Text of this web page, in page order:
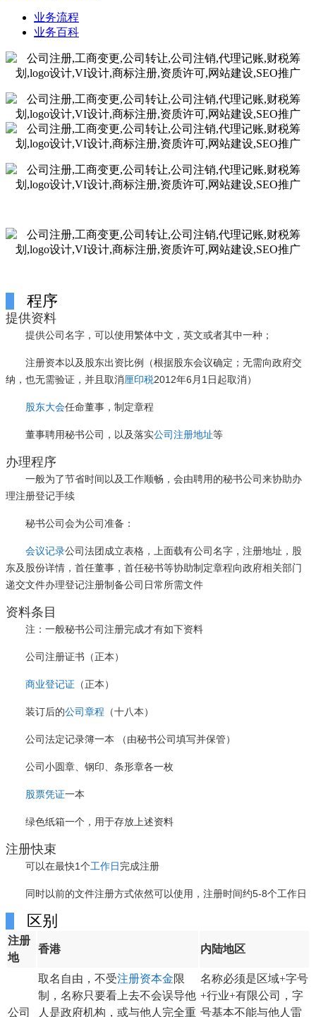
业务流程
业务百科
程序
提供资料
提供公司名字，可以使用繁体中文，英文或者其中一种；
注册资本以及股东出资比例（根据股东会议确定；无需向政府交
纳，也无需验证，并且取消厘印税2012年6月1日起取消）
股东大会任命董事，制定章程
董事聘用秘书公司，以及落实公司注册地址等
办理程序
一般为了节省时间以及工作顺畅，会由聘用的秘书公司来协助办
理注册登记手续
秘书公司会为公司准备：
会议记录公司法团成立表格，上面载有公司名字，注册地址，股
东及股份详情，首任董事，首任秘书等协助制定章程向政府相关部门
递交文件办理登记注册制备公司日常所需文件
资料条目
注：一般秘书公司注册完成才有如下资料
公司注册证书（正本）
商业登记证 （正本）
装订后的公司章程 （十八本）
公司法定记录簿一本 （由秘书公司填写并保管）
公司小圆章、钢印、条形章各一枚
股票凭证一本
绿色纸箱一个，用于存放上述资料
注册快束
可以在最快1个工作日完成注册
同时以前的文件注册方式依然可以使用，注册时间约5-8个工作日
区别
注册
地
香港 内陆地区
公司
取名自由，不受注册资本金限
制，名称只要看上去不会误导他
人是政府机构，或与他人完全重
名称必须是区域+字号
+行业+有限公司，字
号基本不能与他人雷